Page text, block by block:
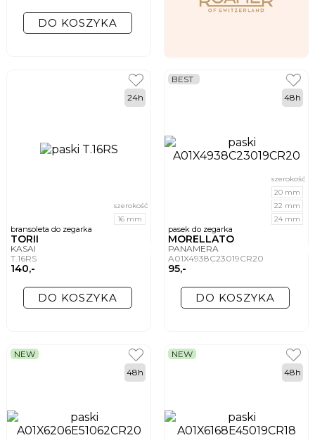
DO KOSZYKA
bransoleta do zegarka
TORII
KASAI
T.16RS
140,-
szerokość
16 mm
24h
DO KOSZYKA
pasek do zegarka
MORELLATO
PANAMERA
A01X4938C23019CR20
95,-
BEST
szerokość
20 mm
22 mm
24 mm
48h
DO KOSZYKA
NEW
48h
NEW
48h